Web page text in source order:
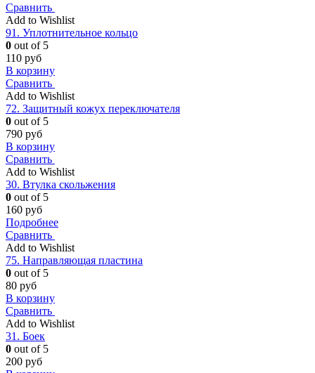
Сравнить
Add to Wishlist
91. Уплотнительное кольцо
0 out of 5
110 руб
В корзину
Сравнить
Add to Wishlist
72. Защитный кожух переключателя
0 out of 5
790 руб
В корзину
Сравнить
Add to Wishlist
30. Втулка скольжения
0 out of 5
160 руб
Подробнее
Сравнить
Add to Wishlist
75. Направляющая пластина
0 out of 5
80 руб
В корзину
Сравнить
Add to Wishlist
31. Боек
0 out of 5
200 руб